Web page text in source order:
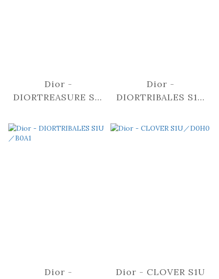
Dior -
DIORTREASURE S1F
Dior -
DIORTRIBALES S1U
Dior -
Dior - CLOVER S1U